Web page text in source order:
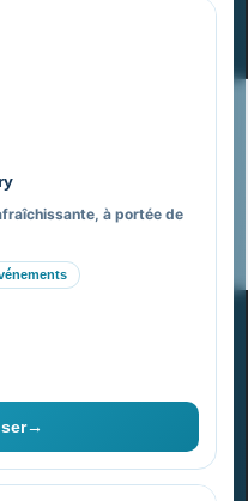
à portée de
→
global
France
moi ?